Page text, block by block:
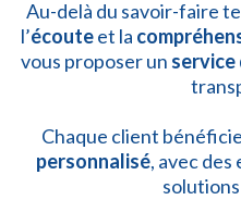
Au-delà du savoir-faire
l’écouteet la
vous proposer un
Chaque client
personnalisé, avec des